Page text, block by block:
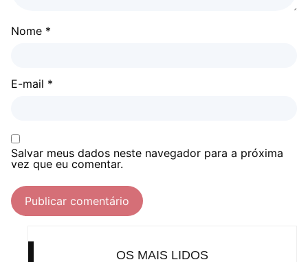
Nome *
E-mail *
Salvar meus dados neste navegador para a próxima
vez que eu comentar.
OS MAIS LIDOS